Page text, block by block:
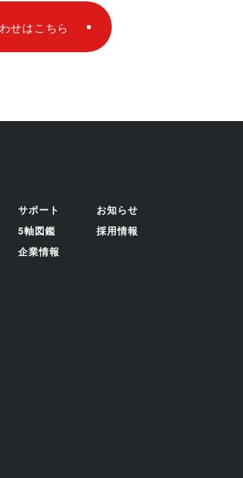
せはこちら
サポート
5軸図鑑
企業情報
お知らせ
採用情報